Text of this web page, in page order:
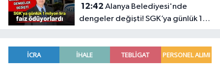
12:42
dengeler değişti! SGK’ya günlük 1
milyon lira faiz ödüyorlardı